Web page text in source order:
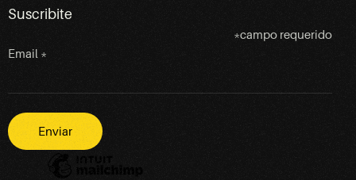
Suscribite
*campo requerido
Email *